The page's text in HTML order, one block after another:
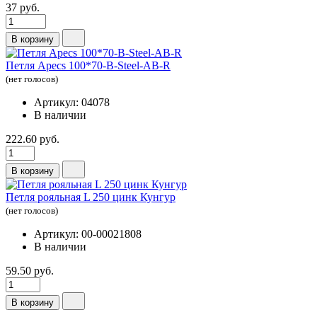
37 руб.
В корзину
Петля Apecs 100*70-В-Steel-АВ-R
(нет голосов)
Артикул: 04078
В наличии
222.60 руб.
В корзину
Петля рояльная L 250 цинк Кунгур
(нет голосов)
Артикул: 00-00021808
В наличии
59.50 руб.
В корзину